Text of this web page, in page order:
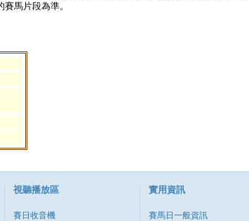
馬片段為準。
視聽播放區
賽日收音機
實用資訊
賽馬日一般資訊